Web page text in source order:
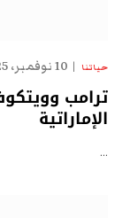
حياتنا 10 نوفمبر، 2025
ترامب
الإماراتية
…